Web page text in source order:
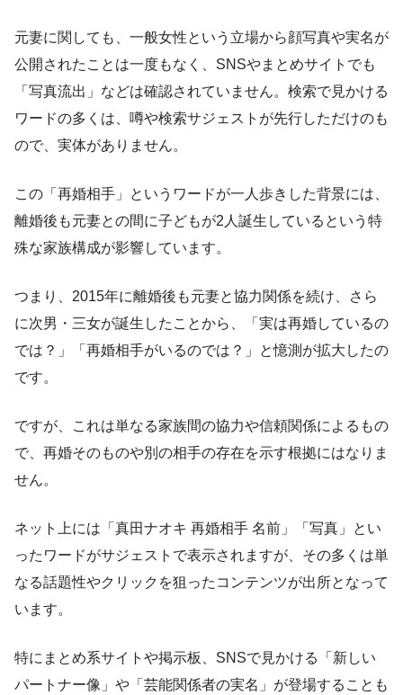
元妻に関しても、一般女性という立場から顔写真や実名が
公開されたことは一度もなく、SNSやまとめサイトでも
「写真流出」などは確認されていません。検索で見かける
ワードの多くは、噂や検索サジェストが先行しただけのも
ので、実体がありません。
この「再婚相手」というワードが一人歩きした背景には、
離婚後も元妻との間に子どもが2人誕生しているという特
殊な家族構成が影響しています。
つまり、2015年に離婚後も元妻と協力関係を続け、さら
に次男・三女が誕生したことから、「実は再婚しているの
では？」「再婚相手がいるのでは？」と憶測が拡大したの
です。
ですが、これは単なる家族間の協力や信頼関係によるもの
で、再婚そのものや別の相手の存在を示す根拠にはなりま
せん。
ネット上には「真田ナオキ 再婚相手 名前」「写真」とい
ったワードがサジェストで表示されますが、その多くは単
なる話題性やクリックを狙ったコンテンツが出所となって
います。
特にまとめ系サイトや掲示板、SNSで見かける「新しい
パートナー像」や「芸能関係者の実名」が登場することも